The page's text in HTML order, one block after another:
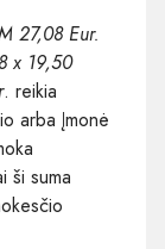
27,08 Eur.
x 19,50
. reikia
arba Įmonė
ši suma